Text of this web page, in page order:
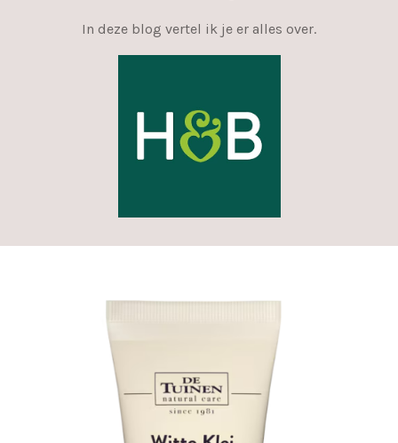
In deze blog vertel ik je er alles over.